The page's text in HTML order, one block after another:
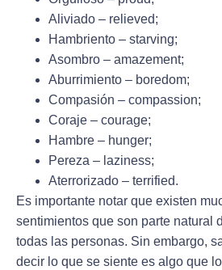
Aliviado – relieved;
Hambriento – starving;
Asombro – amazement;
Aburrimiento – boredom;
Compasión – compassion;
Coraje – courage;
Hambre – hunger;
Pereza – laziness;
Aterrorizado – terrified.
Es importante notar que existen
sentimientos que son parte natural
todas las personas. Sin embargo,
decir lo que se siente es algo que